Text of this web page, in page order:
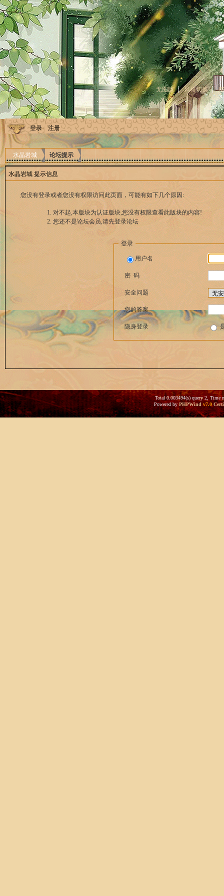
无图版 风格切换
登录 注册
水晶岩城 论坛提示
水晶岩城 提示信息
您没有登录或者您没有权限访问此页面，可能有如下几个原因:
对不起,本版块为认证版块,您没有权限查看此版块的内容!
您还不是论坛会员,请先登录论坛
登录
用户名
密 码
安全问题
您的答案
隐身登录
Total 0.003494(s) query 2, Time
Powered byPHPWind v7.0